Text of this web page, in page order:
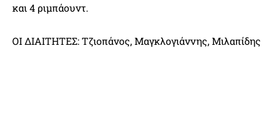
και 4 ριμπάουντ.
ΟΙ ΔΙΑΙΤΗΤΕΣ: Τζιοπάνος, Μαγκλογιάννης, Μιλαπίδης